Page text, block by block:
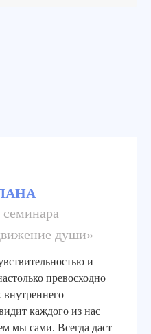
души»
и
превосходно
внутреннего
каждого из нас
мы сами. Всегда даст